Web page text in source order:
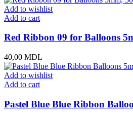
Add to wishlist
Add to cart
Red Ribbon 09 for Balloons
40,00 MDL
Add to wishlist
Add to cart
Pastel Blue Blue Ribbon